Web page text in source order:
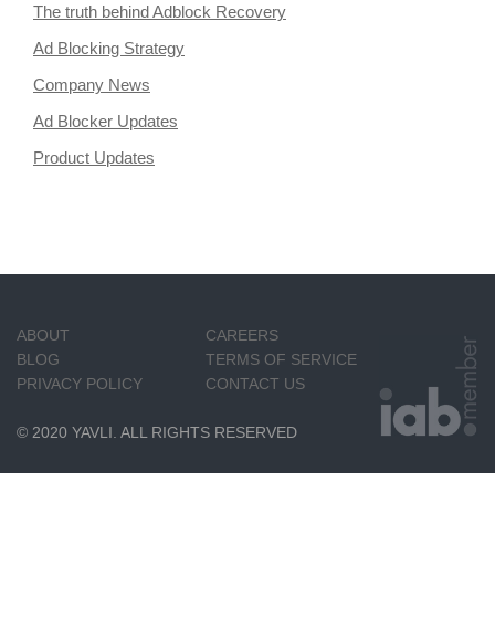
The truth behind Adblock Recovery
Ad Blocking Strategy
Company News
Ad Blocker Updates
Product Updates
ABOUT
CAREERS
BLOG
TERMS OF SERVICE
PRIVACY POLICY
CONTACT US
© 2020 YAVLI. ALL RIGHTS RESERVED